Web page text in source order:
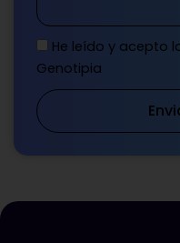
He leído y acepto
Genotipia